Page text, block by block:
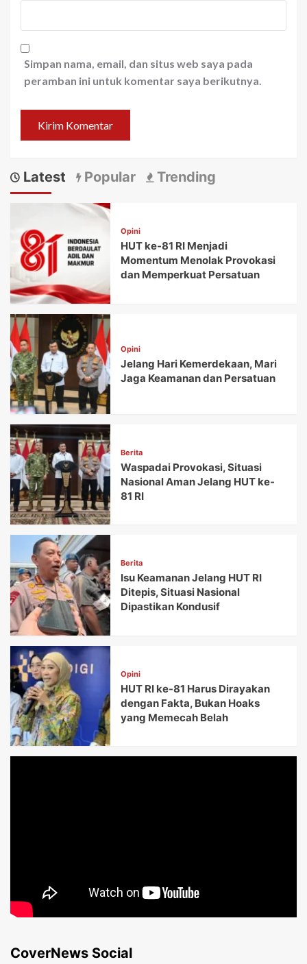
Simpan nama, email, dan situs web saya pada
peramban ini untuk komentar saya berikutnya.
Latest Popular Trending
Opini
HUT ke-81 RI Menjadi
Momentum Menolak Provokasi
dan Memperkuat Persatuan
Opini
Jelang Hari Kemerdekaan, Mari
Jaga Keamanan dan Persatuan
Berita
Waspadai Provokasi, Situasi
Nasional Aman Jelang HUT ke-
81 RI
Berita
Isu Keamanan Jelang HUT RI
Ditepis, Situasi Nasional
Dipastikan Kondusif
Opini
HUT RI ke-81 Harus Dirayakan
dengan Fakta, Bukan Hoaks
yang Memecah Belah
CoverNews Social